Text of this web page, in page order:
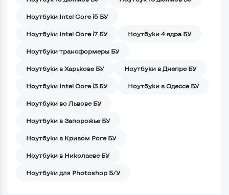
Ноутбуки Intel Core i5 БУ
Ноутбуки Intel Core i7 БУ Ноутбуки 4 ядра БУ
Ноутбуки трансформеры БУ
Ноутбуки в Харькове БУ Ноутбуки в Днепре БУ
Ноутбуки Intel Core i3 БУ Ноутбуки в Одессе БУ
Ноутбуки во Львове БУ
Ноутбуки в Запорожье БУ
Ноутбуки в Кривом Роге БУ
Ноутбуки в Николаеве БУ
Ноутбуки для Photoshop Б/У